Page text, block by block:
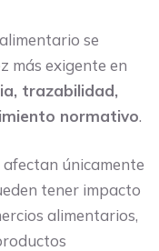
se
más exigente en
trazabilidad,
normativo.
únicamente
tener impacto
alimentarios,